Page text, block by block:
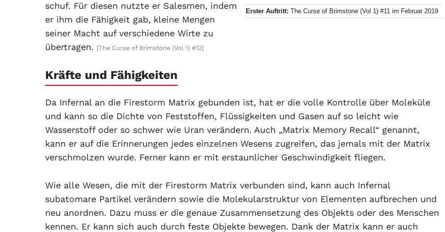
Erster Auftritt: The Curse of Brimstone (Vol 1) #11 im Februar 2019
schuf. Für diesen nutzte er Salesmen, indem
er ihm die Fähigkeit gab, kleine Mengen
seiner Macht auf verschiedene Wirte zu
übertragen. [The Curse of Brimstone (Vol 1) #12]
Kräfte und Fähigkeiten
Da Infernal an die Firestorm Matrix gebunden ist, hat er die volle Kontrolle über Moleküle
und kann so die Dichte von Feststoffen, Flüssigkeiten und Gasen auf so leicht wie
Wasserstoff oder so schwer wie Uran verändern. Auch „Matrix Memory Recall“ genannt,
kann er auf die Erinnerungen jedes einzelnen Wesens zugreifen, das jemals mit der Matrix
verschmolzen wurde. Ferner kann er mit erstaunlicher Geschwindigkeit fliegen.
Wie alle Wesen, die mit der Firestorm Matrix verbunden sind, kann auch Infernal
subatomare Partikel verändern sowie die Molekularstruktur von Elementen aufbrechen und
neu anordnen. Dazu muss er die genaue Zusammensetzung des Objekts oder des Menschen
kennen. Er kann sich auch durch feste Objekte bewegen. Dank der Matrix kann er auch